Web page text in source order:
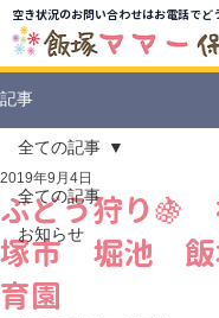
空き状況のお問い合わせはお電話でど
記事
全ての記事
お知らせ
全ての記事
ぶどう狩り
塚市 堀池 飯
育園
2019年9月4日